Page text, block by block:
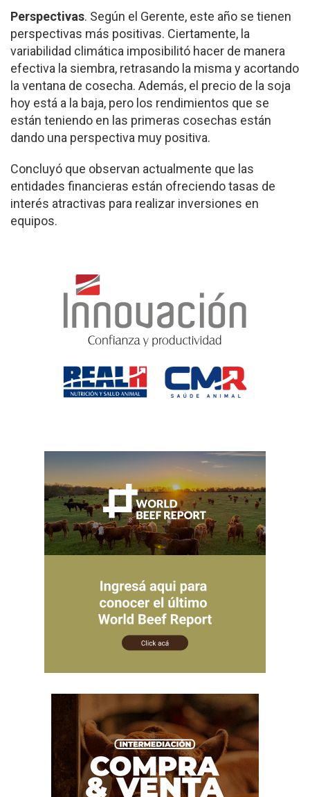
Perspectivas. Según el Gerente, este año se tienen
perspectivas más positivas. Ciertamente, la
variabilidad climática imposibilitó hacer de manera
efectiva la siembra, retrasando la misma y acortando
la ventana de cosecha. Además, el precio de la soja
hoy está a la baja, pero los rendimientos que se
están teniendo en las primeras cosechas están
dando una perspectiva muy positiva.
Concluyó que observan actualmente que las
entidades financieras están ofreciendo tasas de
interés atractivas para realizar inversiones en
equipos.